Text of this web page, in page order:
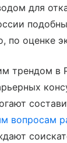
для
по оценке
трендом в
вопросам